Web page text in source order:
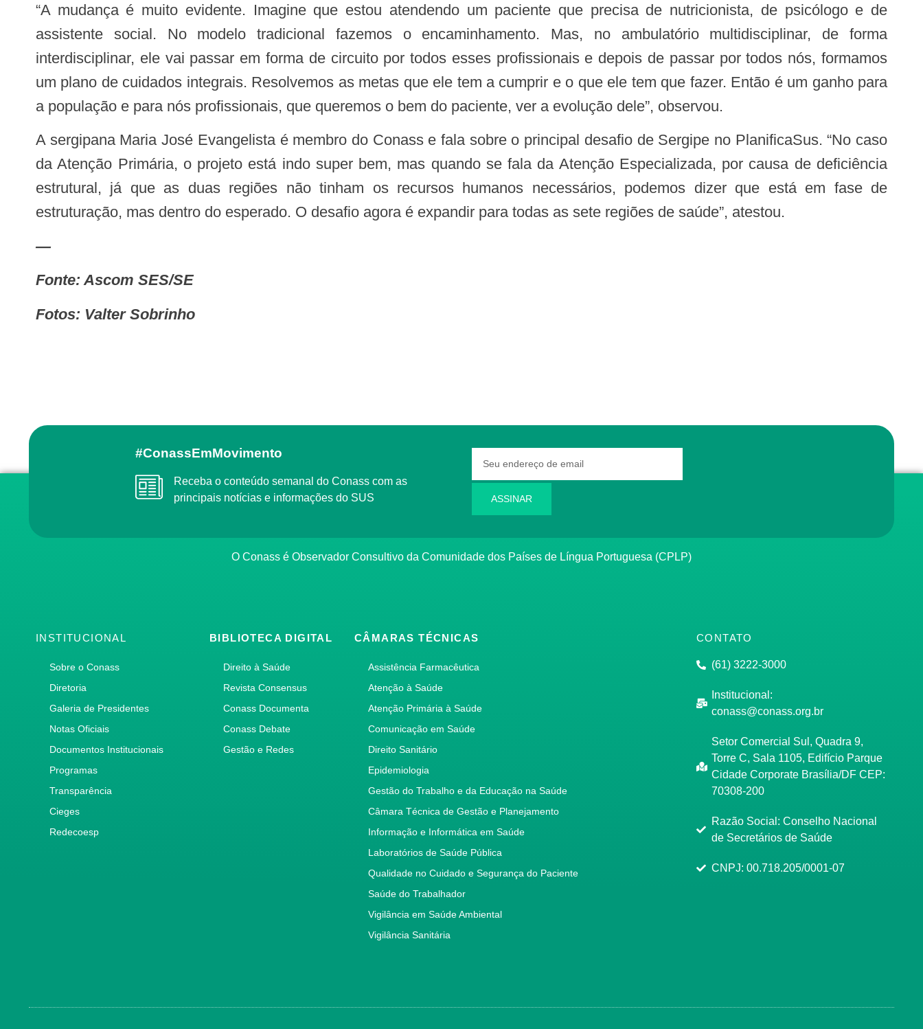
“A mudança é muito evidente. Imagine que estou atendendo um paciente que precisa de nutricionista, de psicólogo e de
assistente social. No modelo tradicional fazemos o encaminhamento. Mas, no ambulatório multidisciplinar, de forma
interdisciplinar, ele vai passar em forma de circuito por todos esses profissionais e depois de passar por todos nós, formamos
um plano de cuidados integrais. Resolvemos as metas que ele tem a cumprir e o que ele tem que fazer. Então é um ganho para
a população e para nós profissionais, que queremos o bem do paciente, ver a evolução dele”, observou.
A sergipana Maria José Evangelista é membro do Conass e fala sobre o principal desafio de Sergipe no PlanificaSus. “No caso
da Atenção Primária, o projeto está indo super bem, mas quando se fala da Atenção Especializada, por causa de deficiência
estrutural, já que as duas regiões não tinham os recursos humanos necessários, podemos dizer que está em fase de
estruturação, mas dentro do esperado. O desafio agora é expandir para todas as sete regiões de saúde”, atestou.
—
Fonte: Ascom SES/SE
Fotos: Valter Sobrinho
#ConassEmMovimento
Receba o conteúdo semanal do Conass com as
principais notícias e informações do SUS
ASSINAR
O Conass é Observador Consultivo da Comunidade dos Países de Língua Portuguesa (CPLP)
INSTITUCIONAL
Sobre o Conass
Diretoria
Galeria de Presidentes
Notas Oficiais
Documentos Institucionais
Programas
Transparência
Cieges
Redecoesp
BIBLIOTECA DIGITAL
Direito à Saúde
Revista Consensus
Conass Documenta
Conass Debate
Gestão e Redes
CÂMARAS TÉCNICAS
Assistência Farmacêutica
Atenção à Saúde
Atenção Primária à Saúde
Comunicação em Saúde
Direito Sanitário
Epidemiologia
Gestão do Trabalho e da Educação na Saúde
Câmara Técnica de Gestão e Planejamento
Informação e Informática em Saúde
Laboratórios de Saúde Pública
Qualidade no Cuidado e Segurança do Paciente
Saúde do Trabalhador
Vigilância em Saúde Ambiental
Vigilância Sanitária
CONTATO
(61) 3222-3000
Institucional:
conass@conass.org.br
Setor Comercial Sul, Quadra 9,
Torre C, Sala 1105, Edifício Parque
Cidade Corporate Brasília/DF CEP:
70308-200
Razão Social: Conselho Nacional
de Secretários de Saúde
CNPJ: 00.718.205/0001-07